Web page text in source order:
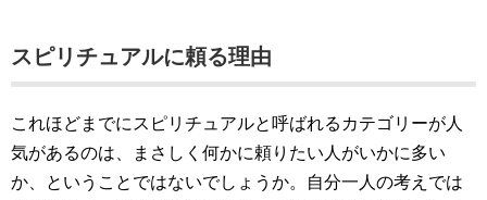
スピリチュアルに頼る理由
これほどまでにスピリチュアルと呼ばれるカテゴリーが人
気があるのは、まさしく何かに頼りたい人がいかに多い
か、ということではないでしょうか。自分一人の考えでは